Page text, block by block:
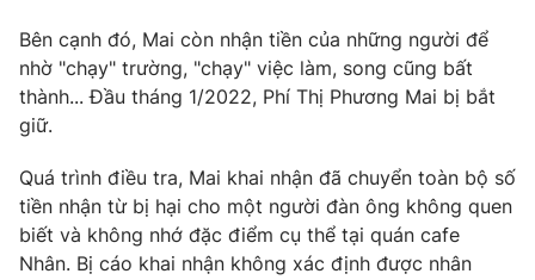
Cơ quan chủ quản:Đài Truyền hình Việt Nam
Cơ quan báo chí:Thời báo VTV
Giấy phép hoạt động báo in và báo điện tử số 483/GP-BTTTT
cấp ngày 29/12/2023
Tổng Biên tập:
Vũ Thanh Thủy
Phó Tổng Biên tập:Nguyễn Thị Mỹ Hạnh, Phạm Quốc Thắng,
Nguyễn Trọng Ninh
Tổng đài VTV: 024.38 355 931 - 024.38 355 932
Bên cạnh đó, Mai còn nhận tiền của những người để
nhờ "chạy" trường, "chạy" việc làm, song cũng bất
thành... Đầu tháng 1/2022, Phí Thị Phương Mai bị bắt
giữ.
Quá trình điều tra, Mai khai nhận đã chuyển toàn bộ số
tiền nhận từ bị hại cho một người đàn ông không quen
biết và không nhớ đặc điểm cụ thể tại quán cafe
Nhân. Bị cáo khai nhận không xác định được nhân